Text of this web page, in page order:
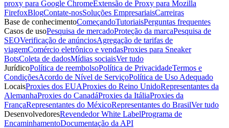
proxy para Google ChromeExtensão de Proxy para Mozilla
FirefoxBlogContate-nosSoluções EmpresariaisCarreiras
Base de conhecimentoComeçandoTutoriaisPerguntas frequentes
Casos de usoPesquisa de mercadoProteção da marcaPesquisa de
SEOVerificação de anúnciosAgregação de tarifas de
viagemComércio eletrônico e vendasProxies para Sneaker
BotsColeta de dadosMídias sociaisVer tudo
JurídicoPolítica de reembolsoPolítica de PrivacidadeTermos e
CondiçõesAcordo de Nível de ServiçoPolítica de Uso Adequado
LocaisProxies dos EUAProxies do Reino UnidoRepresentantes da
AlemanhaProxies do CanadáProxies da ItáliaProxies da
FrançaRepresentantes do MéxicoRepresentantes do BrasilVer tudo
DesenvolvedoresRevendedor White LabelPrograma de
EncaminhamentoDocumentação da API